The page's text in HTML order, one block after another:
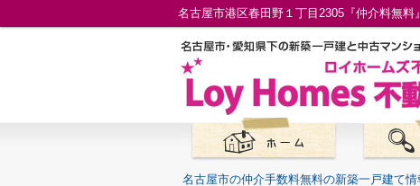
名古屋市の仲介手数料無料の新築一戸建て情